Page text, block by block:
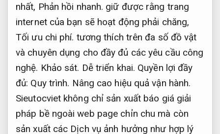
nhất, Phản hồi nhanh. giữ được rằng trang
internet của bạn sẽ hoạt động phải chăng,
Tối ưu chi phí. tương thích trên đa số đồ vật
và chuyên dụng cho đầy đủ các yêu cầu công
nghệ. Khảo sát. Dễ triển khai. Quyền lợi đầy
đủ: Quy trình. Nâng cao hiệu quả vận hành.
Sieutocviet không chỉ sản xuất báo giá giải
pháp bề ngoài web page chỉn chu mà còn
sản xuất các Dịch vụ ảnh hưởng như hợp lý